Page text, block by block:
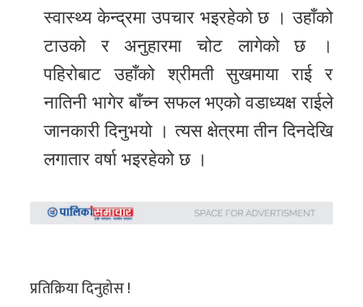
स्वास्थ्य केन्द्रमा उपचार भइरहेको छ । उहाँको
टाउको र अनुहारमा चोट लागेको छ ।
पहिरोबाट उहाँको श्रीमती सुखमाया राई र
नातिनी भागेर बाँच्न सफल भएको वडाध्यक्ष राईले
जानकारी दिनुभयो । त्यस क्षेत्रमा तीन दिनदेखि
लगातार वर्षा भइरहेको छ ।
प्रतिक्रिया दिनुहोस !